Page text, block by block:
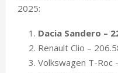
2025:
Dacia Sandero –
Renault Clio –
Volkswagen T-Roc